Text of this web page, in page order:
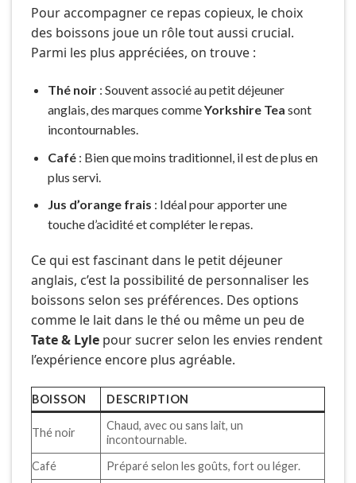
Pour accompagner ce repas copieux, le choix
des boissons joue un rôle tout aussi crucial.
Parmi les plus appréciées, on trouve :
Thé noir: Souvent associé au petit déjeuner
anglais, des marques commeYorkshire Tea sont
incontournables.
Café: Bien que moins traditionnel, il est de plus en
plus servi.
Jus d’orange frais : Idéal pour apporter une
touche d’acidité et compléter le repas.
Ce qui est fascinant dans le petit déjeuner
anglais, c’est la possibilité de personnaliser les
boissons selon ses préférences. Des options
comme le lait dans le thé ou même un peu de
Tate & Lyle pour sucrer selon les envies rendent
l’expérience encore plus agréable.
BOISSON DESCRIPTION
Thé noir
Chaud, avec ou sans lait, un
incontournable.
Café
Préparé selon les goûts, fort ou léger.